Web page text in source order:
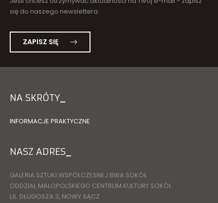
NA SKRÓTY
INFORMACJE PRAKTYCZNE
NASZ ADRES
GALERIA SZTUKI WSPÓŁCZESNEJ BWA SOKÓŁ
ODDZIAŁ MAŁOPOLSKIEGO CENTRUM KULTURY SOKÓŁ
UL. DŁUGOSZA 3, NOWY SĄCZ
się do naszego newslettera.
ZAPISZ SIĘ